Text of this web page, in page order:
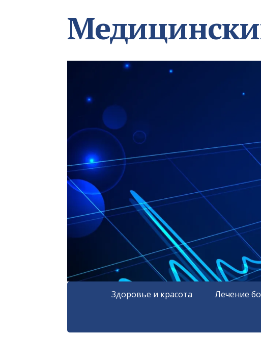
Здоровье и красота Лечение